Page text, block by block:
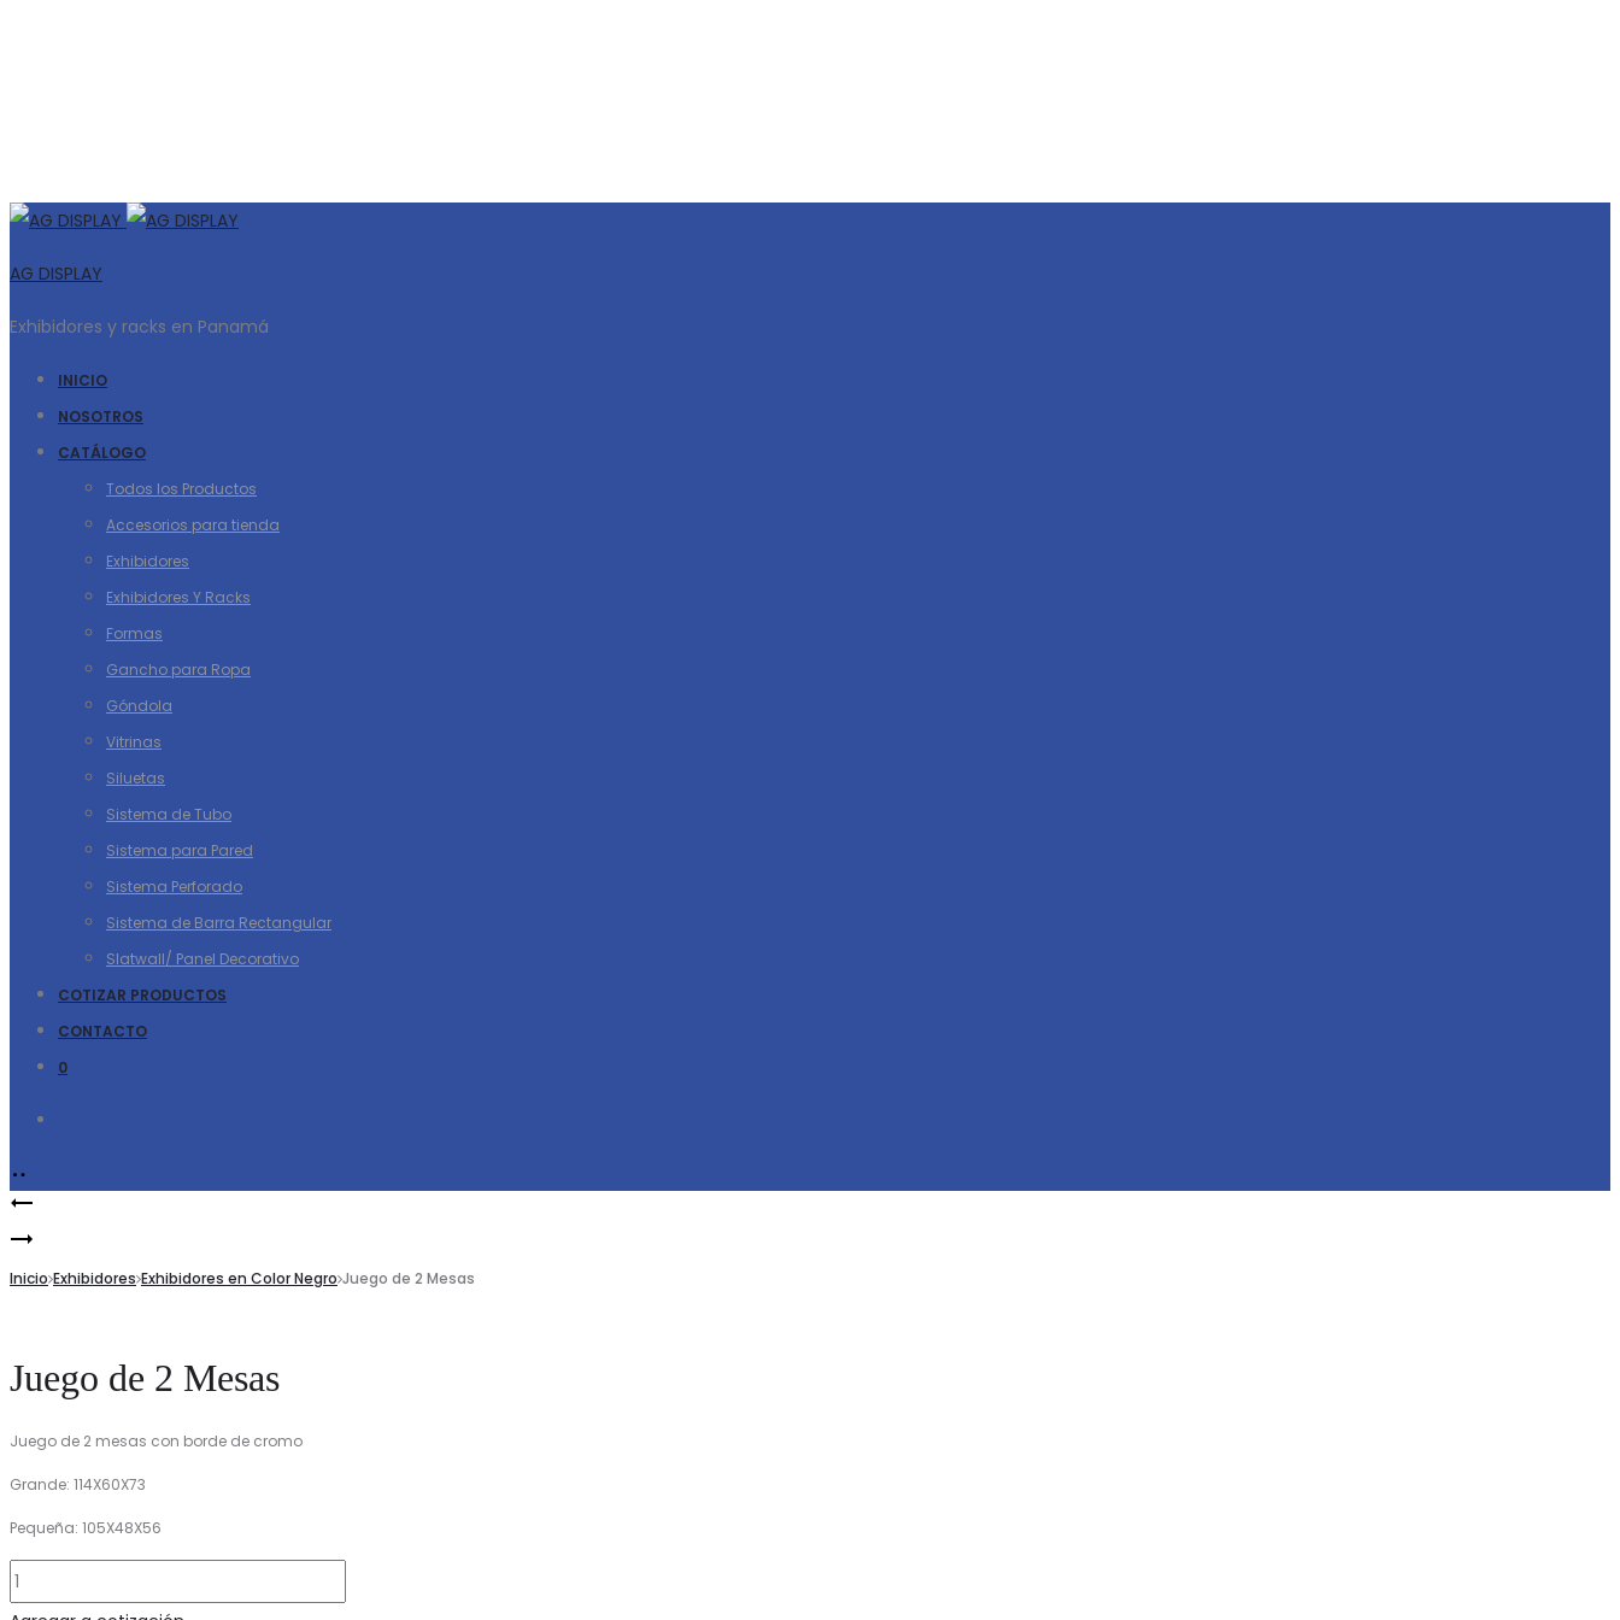
AG DISPLAY
Exhibidores y racks en Panamá
INICIO
NOSOTROS
CATÁLOGO
Todos los Productos
Accesorios para tienda
Exhibidores
Exhibidores Y Racks
Formas
Gancho para Ropa
Góndola
Vitrinas
Siluetas
Sistema de Tubo
Sistema para Pared
Sistema Perforado
Sistema de Barra Rectangular
Slatwall/ Panel Decorativo
COTIZAR PRODUCTOS
CONTACTO
0
Product
navigation
Vitrina
para
Inicio Exhibidores Exhibidores en Color Negro Juego de 2 Mesas
Juego de 2 Mesas
Juego de 2 mesas con borde de cromo
Grande: 114X60X73
Pequeña: 105X48X56
Juego
de